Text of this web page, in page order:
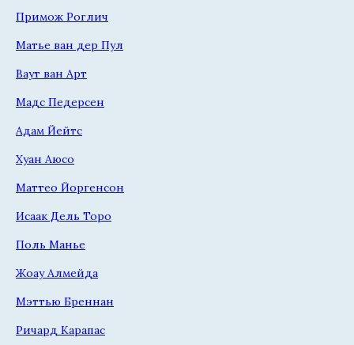
Примож Роглич
Матье ван дер Пул
Ваут ван Арт
Мадс Педерсен
Адам Йейтс
Хуан Аюсо
Маттео Йоргенсон
Исаак Дель Торо
Поль Манье
Жоау Алмейда
Мэттью Бреннан
Ричард Карапас